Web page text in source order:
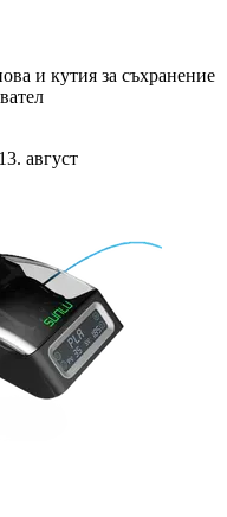
и кутия за съхранение
август